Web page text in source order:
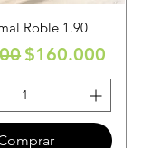
Roble 1.90
Precio de oferta
$160.000